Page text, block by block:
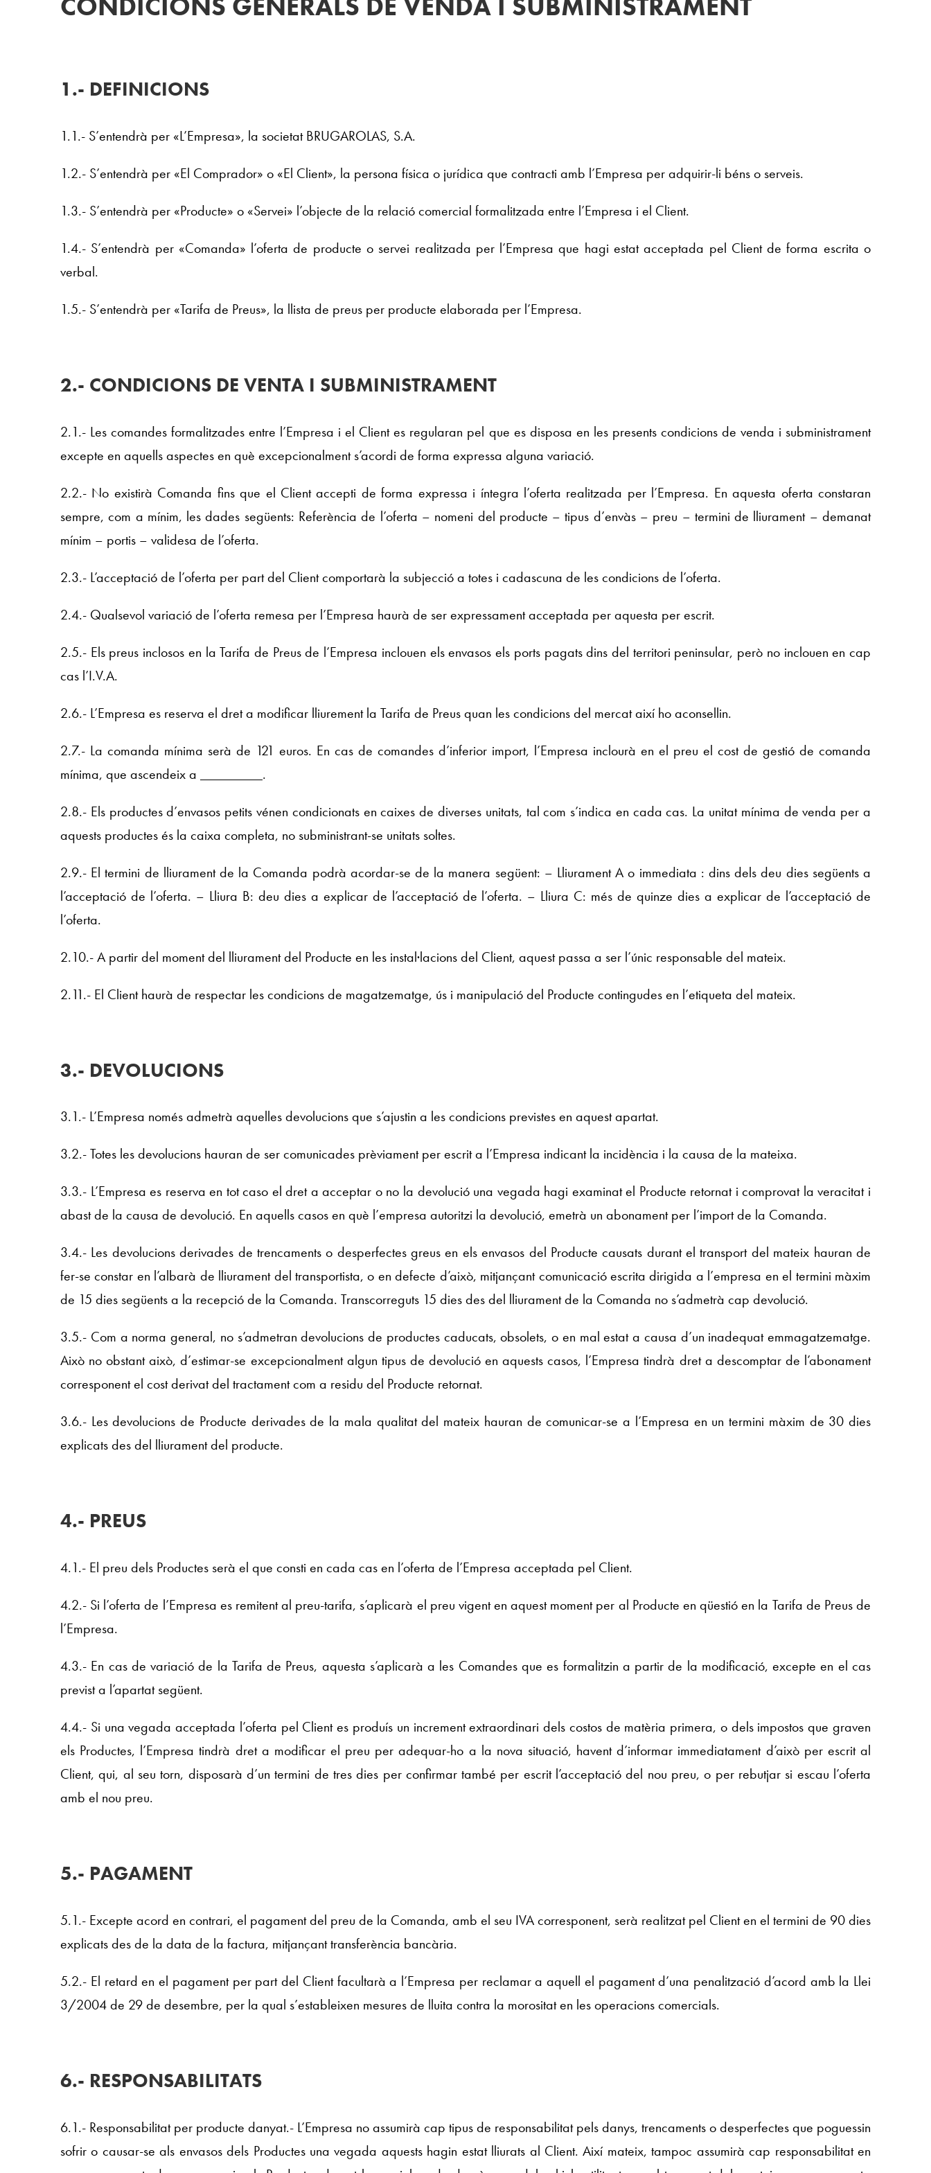
1.- DEFINICIONS
1.1.- S’entendrà per «L’Empresa», la societat BRUGAROLAS, S.A.
1.2.- S’entendrà per «El Comprador» o «El Client», la persona física o jurídica que contracti amb l’Empresa per adquirir-li béns o serveis.
1.3.- S’entendrà per «Producte» o «Servei» l’objecte de la relació comercial formalitzada entre l’Empresa i el Client.
1.4.- S’entendrà per «Comanda» l’oferta de producte o servei realitzada per l’Empresa que hagi estat acceptada pel Client de forma escrita o
verbal.
1.5.- S’entendrà per «Tarifa de Preus», la llista de preus per producte elaborada per l’Empresa.
2.- CONDICIONS DE VENTA I SUBMINISTRAMENT
2.1.- Les comandes formalitzades entre l’Empresa i el Client es regularan pel que es disposa en les presents condicions de venda i subministrament
excepte en aquells aspectes en què excepcionalment s’acordi de forma expressa alguna variació.
2.2.- No existirà Comanda fins que el Client accepti de forma expressa i íntegra l’oferta realitzada per l’Empresa. En aquesta oferta constaran
sempre, com a mínim, les dades següents: Referència de l’oferta – nomeni del producte – tipus d’envàs – preu – termini de lliurament – demanat
mínim – portis – validesa de l’oferta.
2.3.- L’acceptació de l’oferta per part del Client comportarà la subjecció a totes i cadascuna de les condicions de l’oferta.
2.4.- Qualsevol variació de l’oferta remesa per l’Empresa haurà de ser expressament acceptada per aquesta per escrit.
2.5.- Els preus inclosos en la Tarifa de Preus de l’Empresa inclouen els envasos els ports pagats dins del territori peninsular, però no inclouen en cap
cas l’I.V.A.
2.6.- L’Empresa es reserva el dret a modificar lliurement la Tarifa de Preus quan les condicions del mercat així ho aconsellin.
2.7.- La comanda mínima serà de 121 euros. En cas de comandes d’inferior import, l’Empresa inclourà en el preu el cost de gestió de comanda
mínima, que ascendeix a _________.
2.8.- Els productes d’envasos petits vénen condicionats en caixes de diverses unitats, tal com s’indica en cada cas. La unitat mínima de venda per a
aquests productes és la caixa completa, no subministrant-se unitats soltes.
2.9.- El termini de lliurament de la Comanda podrà acordar-se de la manera següent: – Lliurament A o immediata : dins dels deu dies següents a
l’acceptació de l’oferta. – Lliura B: deu dies a explicar de l’acceptació de l’oferta. – Lliura C: més de quinze dies a explicar de l’acceptació de
l’oferta.
2.10.- A partir del moment del lliurament del Producte en les instal·lacions del Client, aquest passa a ser l’únic responsable del mateix.
2.11.- El Client haurà de respectar les condicions de magatzematge, ús i manipulació del Producte contingudes en l’etiqueta del mateix.
3.- DEVOLUCIONS
3.1.- L’Empresa només admetrà aquelles devolucions que s’ajustin a les condicions previstes en aquest apartat.
3.2.- Totes les devolucions hauran de ser comunicades prèviament per escrit a l’Empresa indicant la incidència i la causa de la mateixa.
3.3.- L’Empresa es reserva en tot caso el dret a acceptar o no la devolució una vegada hagi examinat el Producte retornat i comprovat la veracitat i
abast de la causa de devolució. En aquells casos en què l’empresa autoritzi la devolució, emetrà un abonament per l’import de la Comanda.
3.4.- Les devolucions derivades de trencaments o desperfectes greus en els envasos del Producte causats durant el transport del mateix hauran de
fer-se constar en l’albarà de lliurament del transportista, o en defecte d’això, mitjançant comunicació escrita dirigida a l’empresa en el termini màxim
de 15 dies següents a la recepció de la Comanda. Transcorreguts 15 dies des del lliurament de la Comanda no s’admetrà cap devolució.
3.5.- Com a norma general, no s’admetran devolucions de productes caducats, obsolets, o en mal estat a causa d’un inadequat emmagatzematge.
Això no obstant això, d’estimar-se excepcionalment algun tipus de devolució en aquests casos, l’Empresa tindrà dret a descomptar de l’abonament
corresponent el cost derivat del tractament com a residu del Producte retornat.
3.6.- Les devolucions de Producte derivades de la mala qualitat del mateix hauran de comunicar-se a l’Empresa en un termini màxim de 30 dies
explicats des del lliurament del producte.
4.- PREUS
4.1.- El preu dels Productes serà el que consti en cada cas en l’oferta de l’Empresa acceptada pel Client.
4.2.- Si l’oferta de l’Empresa es remitent al preu-tarifa, s’aplicarà el preu vigent en aquest moment per al Producte en qüestió en la Tarifa de Preus de
l’Empresa.
4.3.- En cas de variació de la Tarifa de Preus, aquesta s’aplicarà a les Comandes que es formalitzin a partir de la modificació, excepte en el cas
previst a l’apartat següent.
4.4.- Si una vegada acceptada l’oferta pel Client es produís un increment extraordinari dels costos de matèria primera, o dels impostos que graven
els Productes, l’Empresa tindrà dret a modificar el preu per adequar-ho a la nova situació, havent d’informar immediatament d’això per escrit al
Client, qui, al seu torn, disposarà d’un termini de tres dies per confirmar també per escrit l’acceptació del nou preu, o per rebutjar si escau l’oferta
amb el nou preu.
5.- PAGAMENT
5.1.- Excepte acord en contrari, el pagament del preu de la Comanda, amb el seu IVA corresponent, serà realitzat pel Client en el termini de 90 dies
explicats des de la data de la factura, mitjançant transferència bancària.
5.2.- El retard en el pagament per part del Client facultarà a l’Empresa per reclamar a aquell el pagament d’una penalització d’acord amb la Llei
3/2004 de 29 de desembre, per la qual s’estableixen mesures de lluita contra la morositat en les operacions comercials.
6.- RESPONSABILITATS
6.1.- Responsabilitat per producte danyat.- L’Empresa no assumirà cap tipus de responsabilitat pels danys, trencaments o desperfectes que poguessin
sofrir o causar-se als envasos dels Productes una vegada aquests hagin estat lliurats al Client. Així mateix, tampoc assumirà cap responsabilitat en